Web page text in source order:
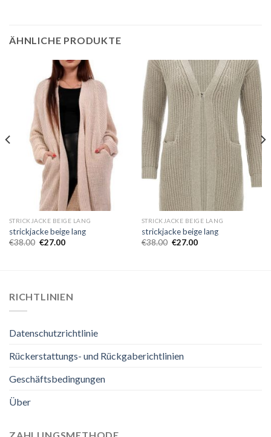
ÄHNLICHE PRODUKTE
STRICKJACKE BEIGE LANG
strickjacke beige lang
€38.00 €27.00
STRICKJACKE BEIGE LANG
strickjacke beige lang
€38.00 €27.00
RICHTLINIEN
Datenschutzrichtlinie
Rückerstattungs- und Rückgaberichtlinien
Geschäftsbedingungen
Über